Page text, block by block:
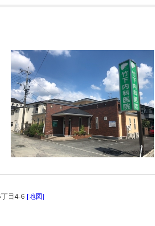
目4-6 [地図]